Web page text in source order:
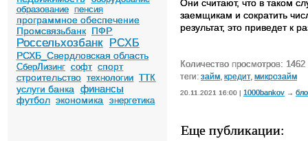
образование пенсия
программное обеспечение
Промсвязьбанк ПФР
Россельхозбанк РСХБ
РСХБ_Свердловская область
СберЛизинг софт спорт
строительство технологии ТТК
услуги банка финансы
футбол экономика энергетика
Они считают, что в таком
заемщикам и сократить
результат, это приведет к
Количество просмотров: 1462
теги: займ кредит, микрозайм
20.11.2021 16:00 | 1000bankov →
Еще публикации: